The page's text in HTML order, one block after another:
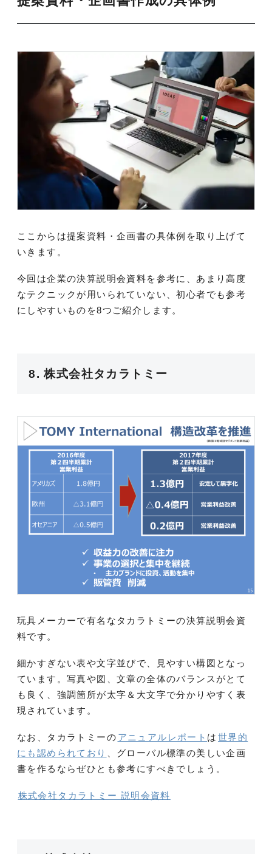
ここからは提案資料・企画書の具体例を取り上げて
いきます。
今回は企業の決算説明会資料を参考に、あまり高度
なテクニックが用いられていない、初心者でも参考
にしやすいものを8つご紹介します。
8. 株式会社タカラトミー
玩具メーカーで有名なタカラトミーの決算説明会資
料です。
細かすぎない表や文字並びで、見やすい構図となっ
ています。写真や図、文章の全体のバランスがとて
も良く、強調箇所が太字＆大文字で分かりやすく表
現されています。
なお、タカラトミーの アニュアルレポート は 世界的
にも認められており
、グローバル標準の美しい企画
書を作るならぜひとも参考にすべきでしょう。
株式会社タカラトミー 説明会資料